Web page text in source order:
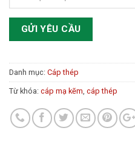
Danh mục: Cáp thép
Từ khóa: cáp mạ kẽm, cáp thép